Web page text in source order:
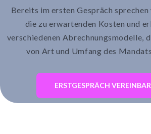
Bereits im ersten Gespräch
die zu erwartenden Kosten und
verschiedenen Abrechnungsmodelle,
von Art und Umfang des
ERSTGESPRÄCH